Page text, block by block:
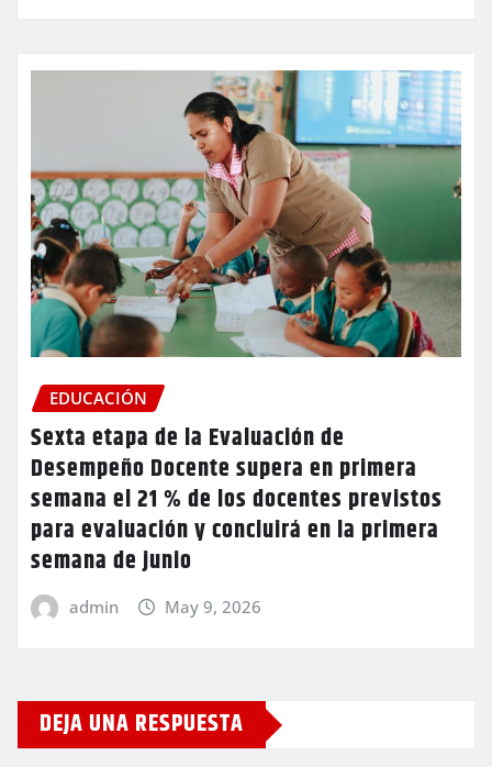
EDUCACIÓN
Sexta etapa de la Evaluación de
Desempeño Docente supera en primera
semana el 21 % de los docentes previstos
para evaluación y concluirá en la primera
semana de junio
admin May 9, 2026
DEJA UNA RESPUESTA